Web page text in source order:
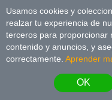
Usamos cookies y
realzar tu experiencia de
terceros para proporcionar
contenido y anuncios, y
correctamente. Aprender
OK